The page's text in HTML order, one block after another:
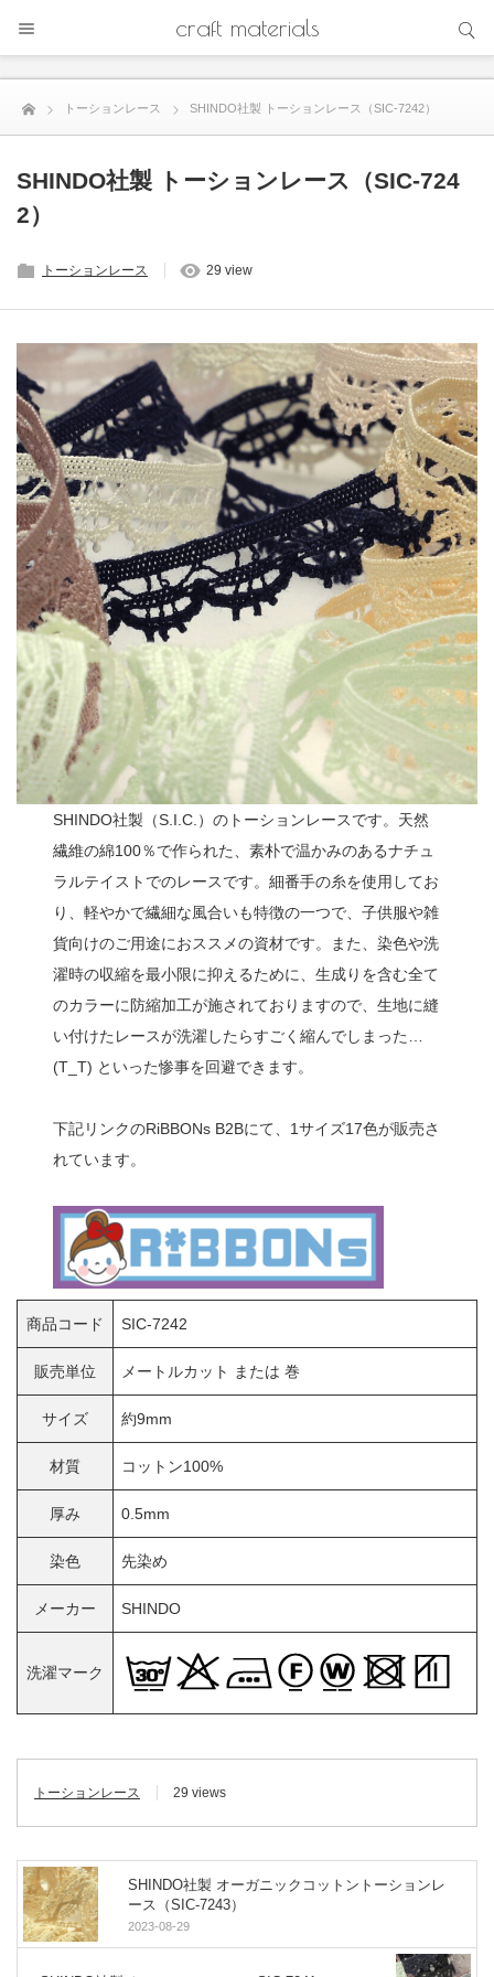
craft materials
トーションレース SHINDO社製 トーションレース（SIC-7242）
SHINDO社製 トーションレース（SIC-724
2）
トーションレース 29 view
SHINDO社製（S.I.C.）のトーションレースです。天然
繊維の綿100％で作られた、素朴で温かみのあるナチュ
ラルテイストでのレースです。細番手の糸を使用してお
り、軽やかで繊細な風合いも特徴の一つで、子供服や雑
貨向けのご用途におススメの資材です。また、染色や洗
濯時の収縮を最小限に抑えるために、生成りを含む全て
のカラーに防縮加工が施されておりますので、生地に縫
い付けたレースが洗濯したらすごく縮んでしまった…
(T_T) といった惨事を回避できます。
下記リンクのRiBBONs B2Bにて、1サイズ17色が販売さ
れています。
商品コード SIC-7242
販売単位 メートルカット または 巻
サイズ 約9mm
材質 コットン100%
厚み 0.5mm
染色 先染め
メーカー SHINDO
洗濯マーク
トーションレース 29 views
SHINDO社製 オーガニックコットントーションレ
ース（SIC-7243）
2023-08-29